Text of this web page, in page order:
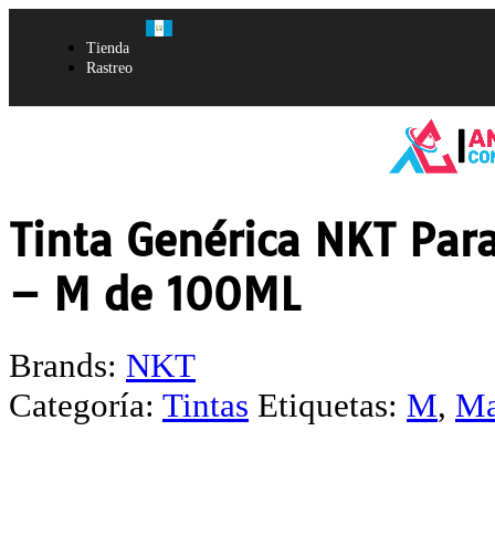
Tienda
Rastreo
Tinta Genérica NKT
– M de 100ML
Brands: NKT
Categoría: Tintas Etiquetas: M,